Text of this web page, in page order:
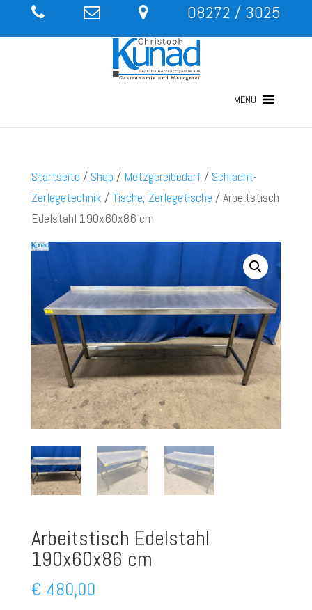
08272 / 3025
MENÜ
Startseite / Shop / Metzgereibedarf / Schlacht-
Zerlegetechnik / Tische, Zerlegetische / Arbeitstisch
Edelstahl 190x60x86 cm
Arbeitstisch Edelstahl
190x60x86 cm
€ 480,00